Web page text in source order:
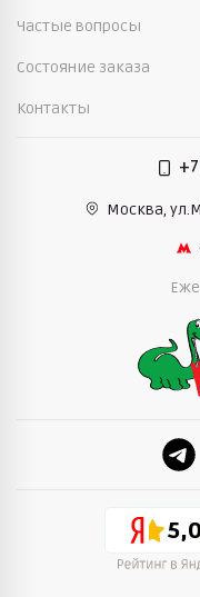
Частые вопросы
Состояние заказа
Контакты
Москва,
5,0